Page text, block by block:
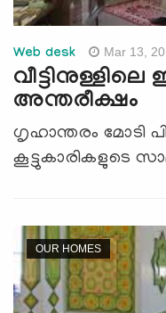
Web desk Mar 13,
അന്തരീക്ഷം
ഗൃഹാന്തരം മോടി
കൂട്ടുകാരികളുടെ
OUR HOMES